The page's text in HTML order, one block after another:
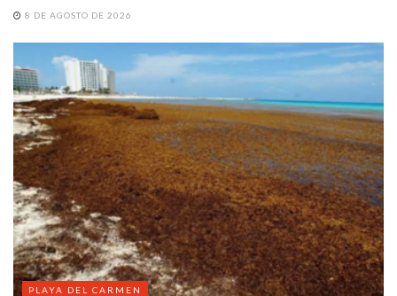
8 DE AGOSTO DE 2026
PLAYA DEL CARMEN